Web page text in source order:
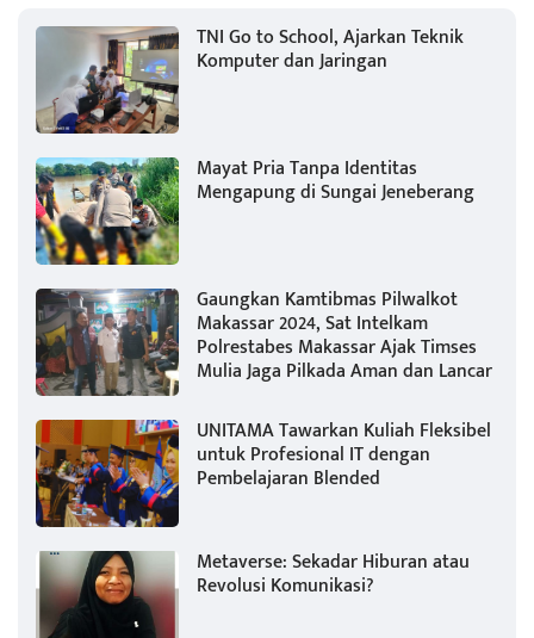
TNI Go to School, Ajarkan Teknik
Komputer dan Jaringan
Mayat Pria Tanpa Identitas
Mengapung di Sungai Jeneberang
Gaungkan Kamtibmas Pilwalkot
Makassar 2024, Sat Intelkam
Polrestabes Makassar Ajak Timses
Mulia Jaga Pilkada Aman dan Lancar
UNITAMA Tawarkan Kuliah Fleksibel
untuk Profesional IT dengan
Pembelajaran Blended
Metaverse: Sekadar Hiburan atau
Revolusi Komunikasi?